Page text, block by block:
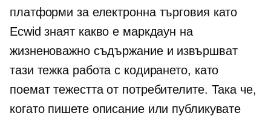
платформи за електронна търговия като
Ecwid знаят какво е маркдаун на
жизненоважно съдържание и извършват
тази тежка работа с кодирането, като
поемат тежестта от потребителите. Така че,
когато пишете описание или публикувате